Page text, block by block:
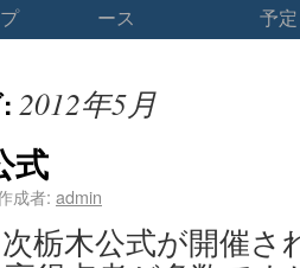
ース
予定
2012年5月
式
成者: admin
栃木公式が開催さ